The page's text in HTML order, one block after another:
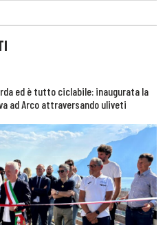
ed è tutto ciclabile: inaugurata la
ad Arco attraversando uliveti